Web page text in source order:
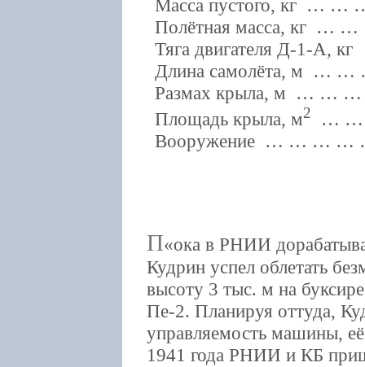
Масса пустого, кг
Полётная масса,
Тяга двигателя Д-
Длина самолёта, м
Размах крыла, м …
Площадь крыла, м2
…
Вооружение … … … …
П ока в РНИИ
Кудрин успел облетать
высоту 3 тыс. м на
Пе-2. Планируя оттуда,
управляемость машины,
1941 года РНИИ и КБ